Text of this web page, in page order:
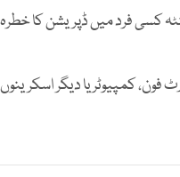
کا خطرہ 5 فیصد تک بڑھا دیتا ہے۔
کمپیوٹر یا دیگر